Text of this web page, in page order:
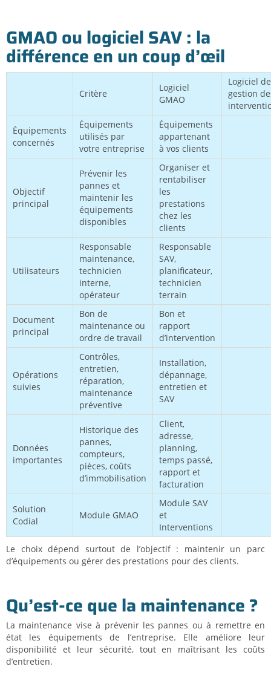
GMAO ou logiciel SAV : la
différence en un coup d’œil
Critère
Logiciel
GMAO
Logiciel de
gestion
Équipements
concernés
Équipements
utilisés par
votre entreprise
Équipements
appartenant
à vos clients
Objectif
principal
Prévenir les
pannes et
maintenir les
équipements
disponibles
Organiser et
rentabiliser
les
prestations
chez les
clients
Utilisateurs
Responsable
maintenance,
technicien
interne,
opérateur
Responsable
SAV,
planificateur,
technicien
terrain
Document
principal
Bon de
maintenance ou
ordre de travail
Bon et
rapport
d’intervention
Opérations
suivies
Contrôles,
entretien,
réparation,
maintenance
préventive
Installation,
dépannage,
entretien et
SAV
Données
importantes
Historique des
pannes,
compteurs,
pièces, coûts
d’immobilisation
Client,
adresse,
planning,
temps passé,
rapport et
facturation
Solution
Codial
Module GMAO
Module SAV
et
Interventions
Le choix dépend surtout de l’objectif : maintenir un parc
d’équipements ou gérer des prestations pour des clients.
Qu’est-ce que la maintenance ?
La maintenance vise à prévenir les pannes ou à remettre en
état les équipements de l’entreprise. Elle améliore leur
disponibilité et leur sécurité, tout en maîtrisant les coûts
d’entretien.